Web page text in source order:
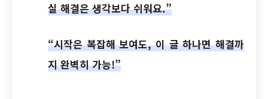
실 해결은 생각보다 쉬워요.”
“시작은 복잡해 보여도, 이 글 하나면 해결까
지 완벽히 가능!”